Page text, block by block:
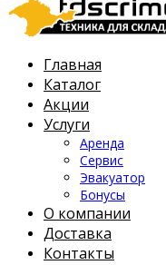
Главная
Каталог
Акции
Услуги
Аренда
Сервис
Эвакуатор
Бонусы
О компании
Доставка
Контакты